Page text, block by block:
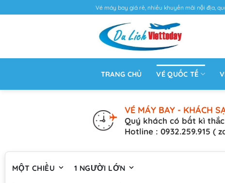
Vé máy bay giá rẻ, nhiều khuyến mãi nội địa,
TRANG CHỦ VÉ QUỐC TẾ
VÉ MÁY BAY - KHÁCH
Quý khách có bất kì
Hotline : 0932.259.915
MỘT CHIỀU 1 NGƯỜI LỚN